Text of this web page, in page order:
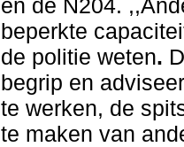
beperkte
de politie weten.
begrip en
te werken, de
te maken van